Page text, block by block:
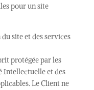
pour un site
site et des services
protégée par les
Intellectuelle et des
Le Client ne